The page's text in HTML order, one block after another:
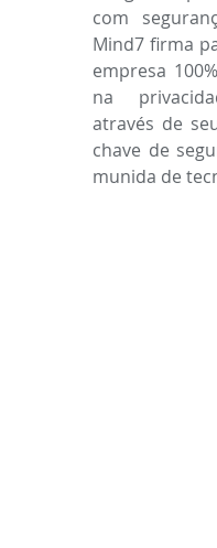
com
Mind7 firma
empresa
na
através de
chave de
munida de